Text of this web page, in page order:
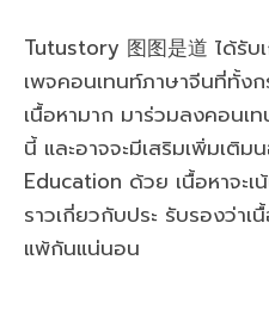
Tutustory 图图是道 ได้รั
เพจคอนเทนท์ภาษาจีนที่ทั้ง
เนื้อหามาก มาร่วมลงคอนเ
นี้ และอาจจะมีเสริมเพิ่มเติ
Education ด้วย เนื้อหาจะเ
ราวเกี่ยวกับประ รับรองว่า
แพ้กันแน่นอน